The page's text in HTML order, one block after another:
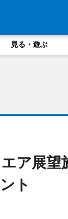
見る・遊ぶ
ア展望
ト